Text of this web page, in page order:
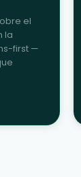
el
la
first —